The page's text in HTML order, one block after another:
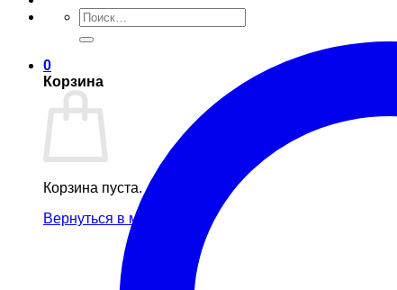
Искать:
0
Корзина
Корзина пуста.
Вернуться в магазин